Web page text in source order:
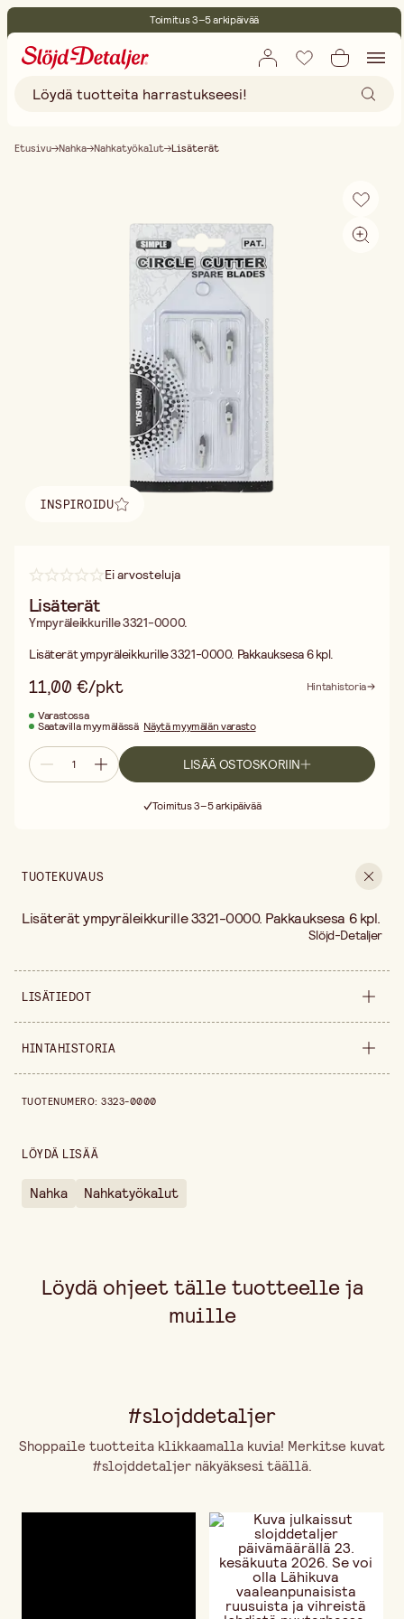
Toimitus 3–5 arkipäivää
Ilmainen toimitus yli 75 € ostoksille
Etusivu Nahka Nahkatyökalut Lisäterät
INSPIROIDU
Löydä inspiraatio
Ei arvosteluja
Lisäterät
Ympyräleikkurille 3321-0000.
Lisäterät ympyräleikkurille 3321-0000. Pakkauksesa 6 kpl.
11,00 €/pkt
Hintahistoria
Varastossa
Saatavilla myymälässä Näytä myymälän varasto
LISÄÄ OSTOSKORIIN
Toimitus 3–5 arkipäivää
TUOTEKUVAUS
Lisäterät ympyräleikkurille 3321-0000. Pakkauksesa 6 kpl.
Slöjd-Detaljer
LISÄTIEDOT
Myyntiyksikkö pakkaus
HINTAHISTORIA
TUOTENUMERO:3323-0000
LÖYDÄ LISÄÄ
Nahka Nahkatyökalut
Löydä ohjeet tälle tuotteelle ja
muille
#slojddetaljer
Shoppaile tuotteita klikkaamalla kuvia! Merkitse kuvat
#slojddetaljer näkyäksesi täällä.